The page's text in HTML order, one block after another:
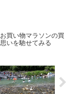
買い物マラソンの買
いを馳せてみる